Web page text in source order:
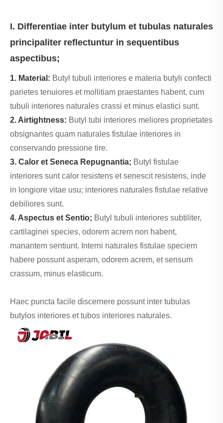
I. Differentiae inter butylum et tubulas naturales
principaliter reflectuntur in sequentibus
aspectibus;
1. Material: Butyl tubuli interiores e materia butyli confecti
parietes tenuiores et mollitiam praestantes habent, cum
tubuli interiores naturales crassi et minus elastici sunt.
2. Airtightness: Butyl tubi interiores meliores proprietates
obsignantes quam naturales fistulae interiores in
conservando pressione tire.
3. Calor et Seneca Repugnantia; Butyl fistulae
interiores sunt calor resistens et senescit resistens, inde
in longiore vitae usu; interiores naturales fistulae relative
debiliores sunt.
4. Aspectus et Sentio; Butyl tubuli interiores subtiliter,
cartilaginei species, odorem acrem non habent,
manantem sentiunt. Interni naturales fistulae speciem
habere possunt asperam, odorem acrem, et sensum
crassum, minus elasticum.
Haec puncta facile discernere possunt inter tubulas
butylos interiores et tubos interiores naturales.